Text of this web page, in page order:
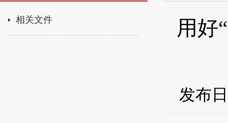
相关文件 用好
发布